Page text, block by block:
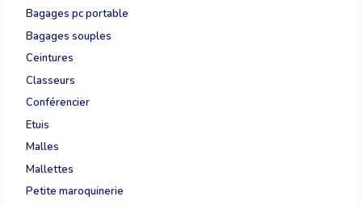
Bagages pc portable
Bagages souples
Ceintures
Classeurs
Conférencier
Etuis
Malles
Mallettes
Petite maroquinerie